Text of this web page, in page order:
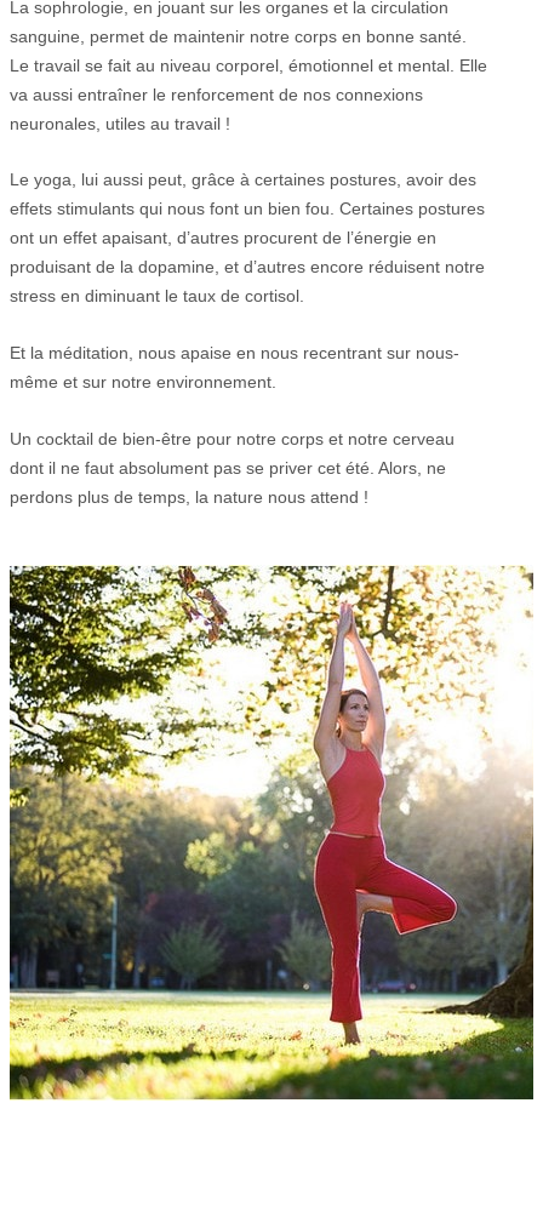
La sophrologie, en jouant sur les organes et la circulation
sanguine, permet de maintenir notre corps en bonne santé.
Le travail se fait au niveau corporel, émotionnel et mental. Elle
va aussi entraîner le renforcement de nos connexions
neuronales, utiles au travail !
Le yoga, lui aussi peut, grâce à certaines postures, avoir des
effets stimulants qui nous font un bien fou. Certaines postures
ont un effet apaisant, d’autres procurent de l’énergie en
produisant de la dopamine, et d’autres encore réduisent notre
stress en diminuant le taux de cortisol.
Et la méditation, nous apaise en nous recentrant sur nous-
même et sur notre environnement.
Un cocktail de bien-être pour notre corps et notre cerveau
dont il ne faut absolument pas se priver cet été. Alors, ne
perdons plus de temps, la nature nous attend !